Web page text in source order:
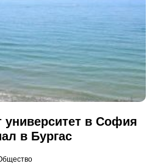
университет в София
в Бургас